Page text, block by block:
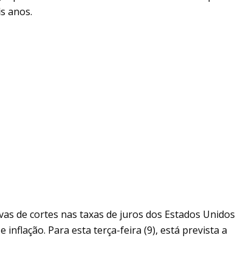
anos.
de cortes nas taxas de juros dos Estados Unidos
inflação. Para esta terça-feira (9), está prevista a